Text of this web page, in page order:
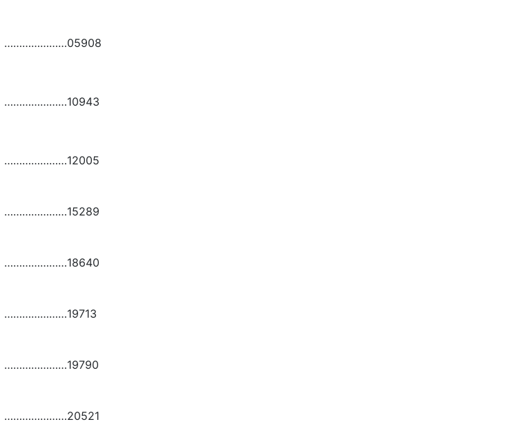
…………………05908
…………………10943
…………………12005
…………………15289
…………………18640
…………………19713
…………………19790
…………………20521